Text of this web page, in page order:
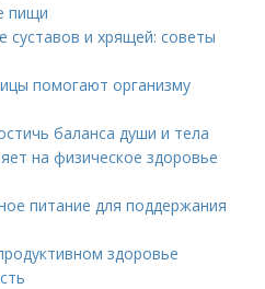
пищи
суставов и хрящей: советы
помогают организму
баланса души и тела
на физическое здоровье
питание для поддержания
здоровье